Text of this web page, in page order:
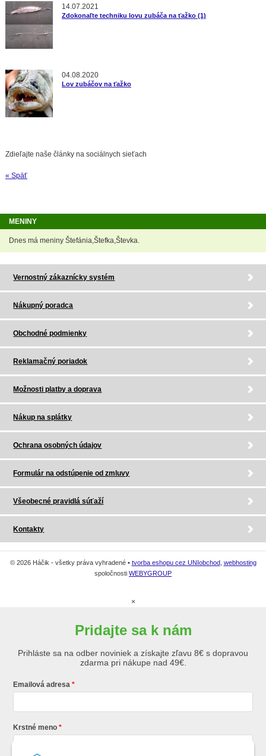
14.07.2021
Zdokonaľte techniku lovu zubáča na ťažko (1)
04.08.2020
Lov zubáčov na ťažko
Zdieľajte naše články na sociálnych sieťach
« Späť
MENINY
Dnes má meniny Štefánia,Štefka,Števka.
Vernostný zákaznícky systém
Nákupný poradca
Obchodné podmienky
Reklamačný poriadok
Možnosti platby a doprava
Nákup na splátky
Ochrana osobných údajov
Formulár na odstúpenie od zmluvy
Všeobecné pravidlá súťaží
Kontakty
© 2026 Háčik - všetky práva vyhradené • tvorba eshopu cez UNIobchod, webhosting
spoločnosti WEBYGROUP
×
Pridajte sa k nám
Prihláste sa na odber noviniek a získajte zľavu 8€ s dopravou
zdarma pri nákupe nad 49€.
Emailová adresa
Krstné meno